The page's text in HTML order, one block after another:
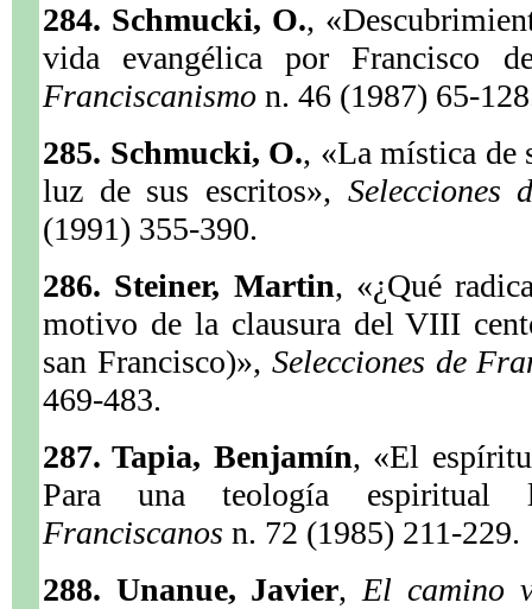
284. Schmucki, O.,
vida evangélica por Francisco
Franciscanismo n. 46 (1987) 65-
285. Schmucki, O., «La mística de
luz de sus escritos», Selecciones
(1991) 355-390.
286. Steiner, Martin, «¿Qué
motivo de la clausura del VIII
san Francisco)», Selecciones de
469-483.
287. Tapia, Benjamín, «El
Para una teología espiritual
Franciscanos n. 72 (1985) 211-229.
288. Unanue, Javier, El camino